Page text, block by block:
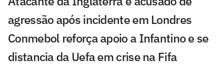
agressão após incidente em Londres
Conmebol reforça apoio a Infantino e se
distancia da Uefa em crise na Fifa